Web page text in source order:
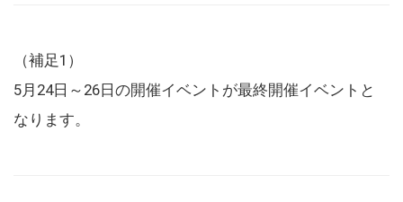
（補足1）
5月24日～26日の開催イベントが最終開催イベントと
なります。